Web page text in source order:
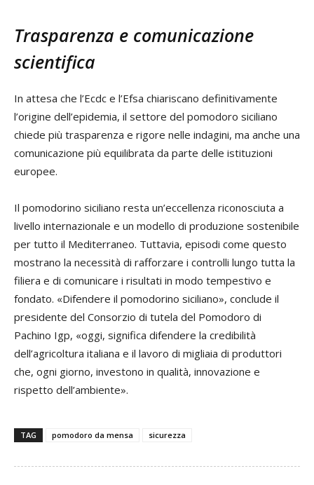
Trasparenza e comunicazione
scientifica
In attesa che l’Ecdc e l’Efsa chiariscano definitivamente
l’origine dell’epidemia, il settore del pomodoro siciliano
chiede più trasparenza e rigore nelle indagini, ma anche una
comunicazione più equilibrata da parte delle istituzioni
europee.
Il pomodorino siciliano resta un’eccellenza riconosciuta a
livello internazionale e un modello di produzione sostenibile
per tutto il Mediterraneo. Tuttavia, episodi come questo
mostrano la necessità di rafforzare i controlli lungo tutta la
filiera e di comunicare i risultati in modo tempestivo e
fondato. «Difendere il pomodorino siciliano», conclude il
presidente del Consorzio di tutela del Pomodoro di
Pachino Igp, «oggi, significa difendere la credibilità
dell’agricoltura italiana e il lavoro di migliaia di produttori
che, ogni giorno, investono in qualità, innovazione e
rispetto dell’ambiente».
TAG pomodoro da mensa sicurezza